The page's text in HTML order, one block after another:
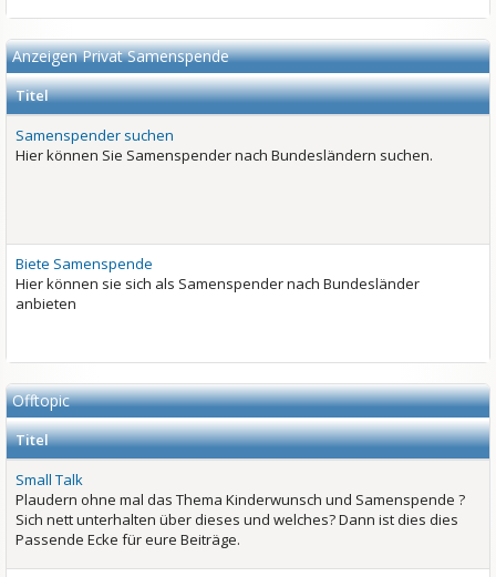
Anzeigen Privat Samenspende
Titel
Samenspender suchen
Hier können Sie Samenspender nach Bundesländern suchen.
Biete Samenspende
Hier können sie sich als Samenspender nach Bundesländer
anbieten
Offtopic
Titel
Small Talk
Plaudern ohne mal das Thema Kinderwunsch und Samenspende ?
Sich nett unterhalten über dieses und welches? Dann ist dies dies
Passende Ecke für eure Beiträge.